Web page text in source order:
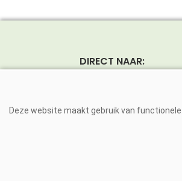
DIRECT NAAR:
Dierziekten
Deze website maakt gebruik van